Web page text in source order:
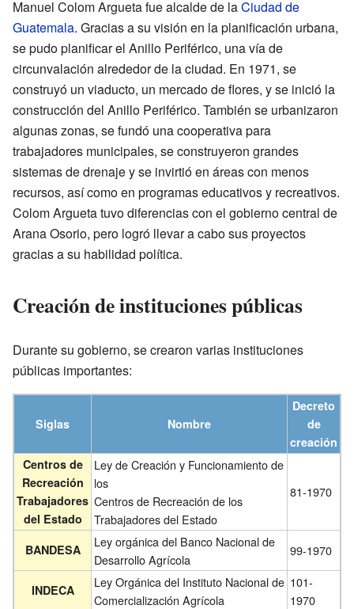
Manuel Colom Argueta fue alcalde de laCiudad de
Guatemala. Gracias a su visión en la planificación urbana,
se pudo planificar el Anillo Periférico, una vía de
circunvalación alrededor de la ciudad. En 1971, se
construyó un viaducto, un mercado de flores, y se inició la
construcción del Anillo Periférico. También se urbanizaron
algunas zonas, se fundó una cooperativa para
trabajadores municipales, se construyeron grandes
sistemas de drenaje y se invirtió en áreas con menos
recursos, así como en programas educativos y recreativos.
Colom Argueta tuvo diferencias con el gobierno central de
Arana Osorio, pero logró llevar a cabo sus proyectos
gracias a su habilidad política.
Creación de instituciones públicas
Durante su gobierno, se crearon varias instituciones
públicas importantes:
Siglas Nombre
Decreto
de
creación
Centros de
Recreación
Trabajadores
del Estado
Ley de Creación y Funcionamiento de
los
Centros de Recreación de los
Trabajadores del Estado
81-1970
BANDESA
Ley orgánica del Banco Nacional de
Desarrollo Agrícola
99-1970
INDECA
Ley Orgánica del Instituto Nacional de
Comercialización Agrícola
101-
1970